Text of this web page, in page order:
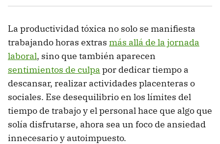
La productividad tóxica no solo se manifiesta
trabajando horas extras más allá de la jornada
laboral, sino que también aparecen
sentimientos de culpa por dedicar tiempo a
descansar, realizar actividades placenteras o
sociales. Ese desequilibrio en los límites del
tiempo de trabajo y el personal hace que algo que
solía disfrutarse, ahora sea un foco de ansiedad
innecesario y autoimpuesto.